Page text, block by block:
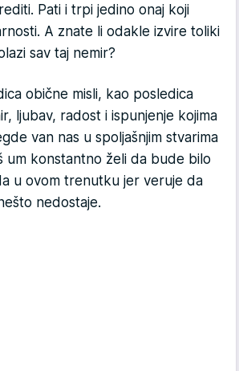
Pati i trpi jedino onaj koji
A znate li odakle izvire toliki
sav taj nemir?
obične misli, kao posledica
ljubav, radost i ispunjenje kojima
van nas u spoljašnjim stvarima
um konstantno želi da bude bilo
u ovom trenutku jer veruje da
nedostaje.